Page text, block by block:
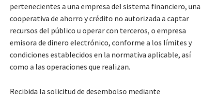
pertenecientes a una empresa del sistema financiero, una
cooperativa de ahorro y crédito no autorizada a captar
recursos del público u operar con terceros, o empresa
emisora de dinero electrónico, conforme a los límites y
condiciones establecidos en la normativa aplicable, así
como a las operaciones que realizan.
Recibida la solicitud de desembolso mediante